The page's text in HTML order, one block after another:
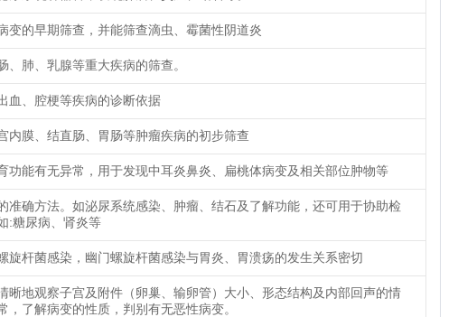
变的早期筛查，并能筛查滴虫、霉菌性阴道炎
、肺、乳腺等重大疾病的筛查。
血、腔梗等疾病的诊断依据
内膜、结直肠、胃肠等肿瘤疾病的初步筛查
功能有无异常，用于发现中耳炎鼻炎、扁桃体病变及相关部位肿物等
准确方法。如泌尿系统感染、肿瘤、结石及了解功能，还可用于协助检
:糖尿病、肾炎等
旋杆菌感染，幽门螺旋杆菌感染与胃炎、胃溃疡的发生关系密切
晰地观察子宫及附件（卵巢、输卵管）大小、形态结构及内部回声的情
，了解病变的性质，判别有无恶性病变。